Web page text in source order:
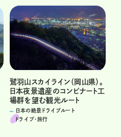
鷲羽山スカイライン（岡山県）。
日本夜景遺産のコンビナート工
場群を望む観光ルート
日本の絶景ドライブルート
ドライブ･旅行